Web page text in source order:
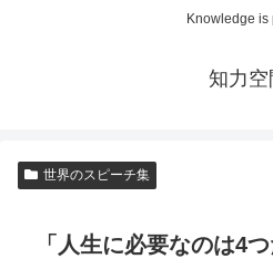
Knowledge is
知力空
世界のスピーチ集
「人生に必要なのは4